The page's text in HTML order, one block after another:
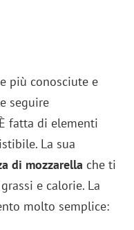
più conosciute e
seguire
fatta di elementi
La sua
di mozzarella che ti
e calorie. La
molto semplice: